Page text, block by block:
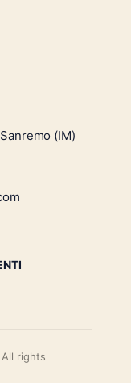
(IM)
rights